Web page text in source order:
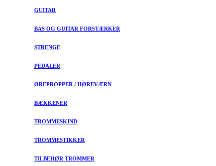
GUITAR
BAS OG GUITAR FORSTÆRKER
STRENGE
PEDALER
ØREPROPPER / HØREVÆRN
BÆKKENER
TROMMESKIND
TROMMESTIKKER
TILBEHØR TROMMER